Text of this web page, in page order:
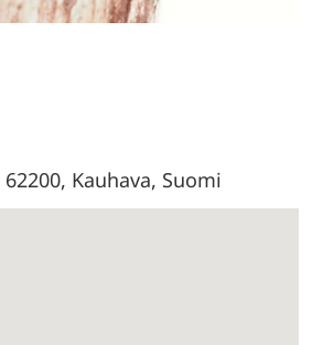
Kauhava, Suomi